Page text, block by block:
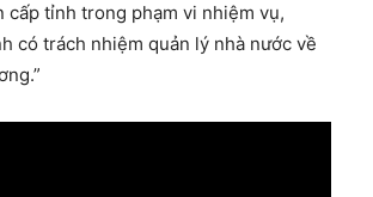
cấp tỉnh trong phạm vi nhiệm vụ,
có trách nhiệm quản lý nhà nước về